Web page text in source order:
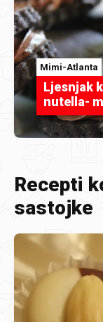
Mimi-Atlanta
Ljesnjak
nutella-
Recepti
sastojke